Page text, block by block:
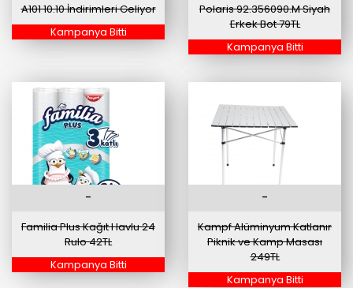
A101 10.10 İndirimleri Geliyor
Kampanya Bitti
Polaris 92.356090.M Siyah
Erkek Bot 79TL
Kampanya Bitti
-
Familia Plus Kağıt Havlu 24
Rulo 42TL
Kampanya Bitti
-
Kampf Alüminyum Katlanır
Piknik ve Kamp Masası
249TL
Kampanya Bitti